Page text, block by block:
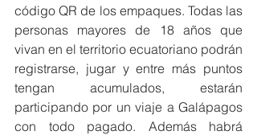
código QR de los empaques. Todas las
personas mayores de 18 años que
vivan en el territorio ecuatoriano podrán
registrarse, jugar y entre más puntos
tengan acumulados, estarán
participando por un viaje a Galápagos
con todo pagado. ​Además habrá